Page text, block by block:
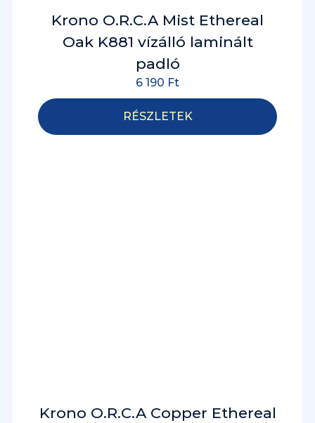
Krono O.R.C.A Mist Ethereal
Oak K881 vízálló laminált
padló
6 190 Ft
RÉSZLETEK
Krono O.R.C.A Copper Ethereal